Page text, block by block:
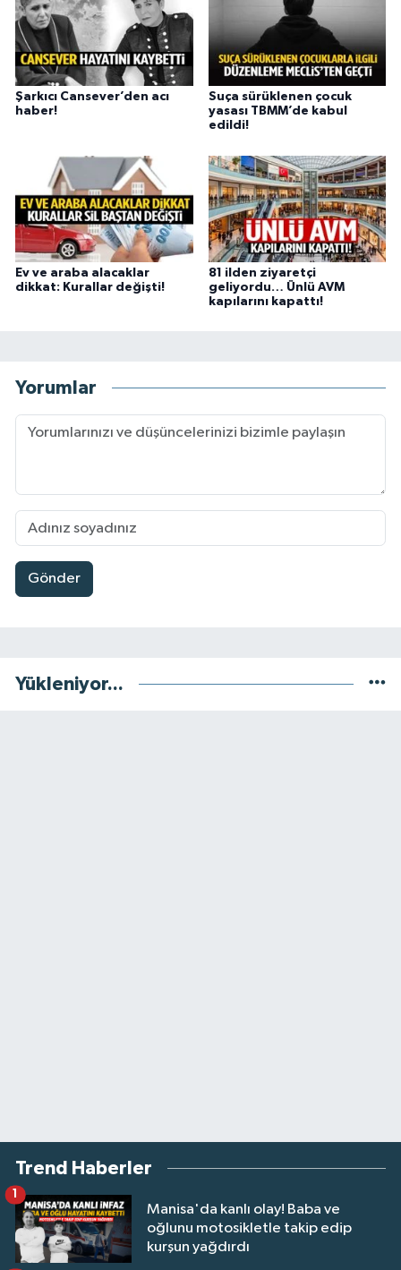
Şarkıcı Cansever’den acı
haber!
Suça sürüklenen çocuk
yasası TBMM’de kabul
edildi!
Ev ve araba alacaklar
dikkat: Kurallar değişti!
81 ilden ziyaretçi
geliyordu… Ünlü AVM
kapılarını kapattı!
Yorumlar
Gönder
Yükleniyor...
Trend Haberler
Manisa'da kanlı olay! Baba ve
oğlunu motosikletle takip edip
kurşun yağdırdı
1